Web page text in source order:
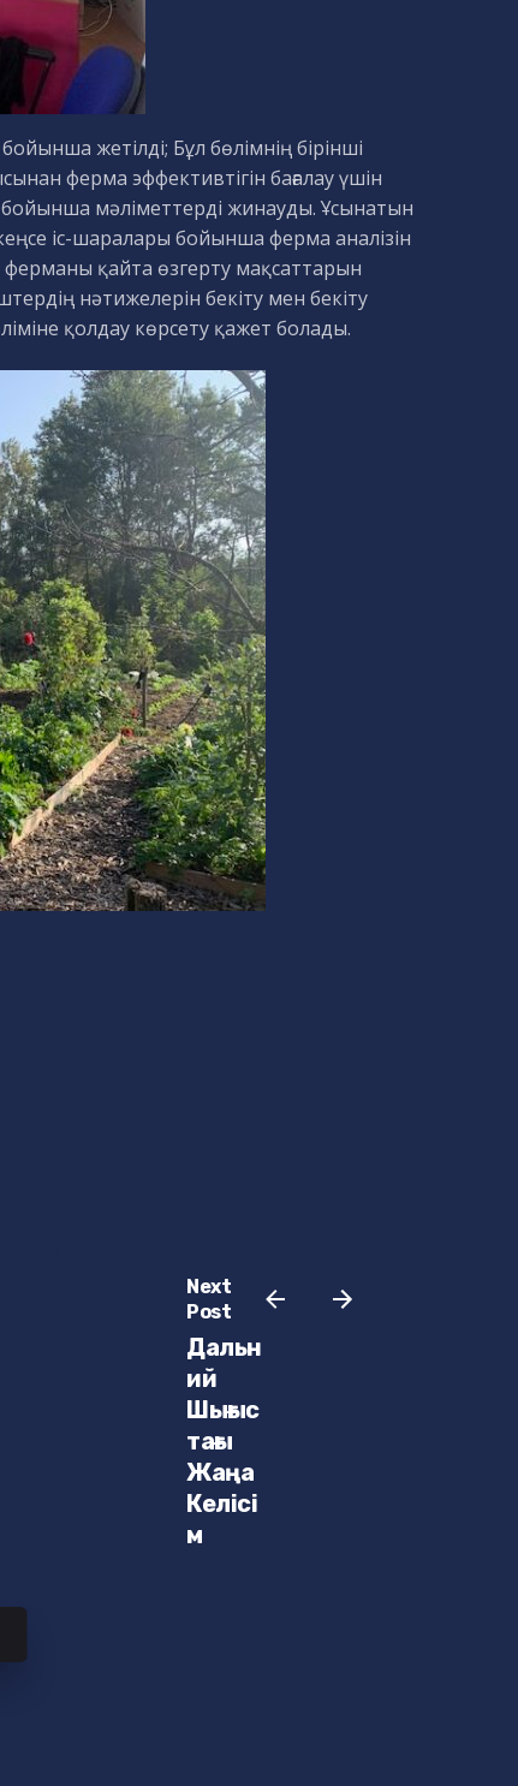
жетілді; Бұл бөлімнің бірінші
ферма эффективтігін бағалау үшін
мәліметтерді жинауды. Ұсынатын
іс-шаралары бойынша ферма аналізін
қайта өзгерту мақсаттарын
нәтижелерін бекіту мен бекіту
қолдау көрсету қажет болады.
Next
Post
Дальн
ий
Шығыс
тағы
Жаңа
Келісі
м